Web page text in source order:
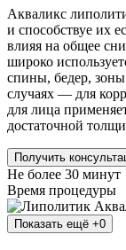
Акваликс
и способствуе их
влияя на общее
широко
спины, бедер,
случаях — для
для лица
достаточной
Получить
Не более 30 минут
Время процедуры
Показать ещё +0